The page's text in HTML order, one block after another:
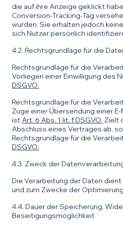
die auf ihre Anzeige geklickt
Conversion-Tracking-Tag
wurden. Sie erhalten jedoch
sich Nutzer persönlich
4.2. Rechtsgrundlage für die
Rechtsgrundlage für die
Vorliegen einer Einwilligung des
DSGVO.
Rechtsgrundlage für die
Zuge einer Übersendung einer
ist Art. 6 Abs. 1 lit. f DSGVO. Zielt
Abschluss eines Vertrages ab,
Rechtsgrundlage für die
DSGVO.
4.3. Zweck der
Die Verarbeitung der Daten
und zum Zwecke der
4.4. Dauer der Speicherung,
Beseitigungsmöglichkeit